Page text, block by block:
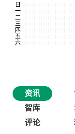
资讯
智库
评论